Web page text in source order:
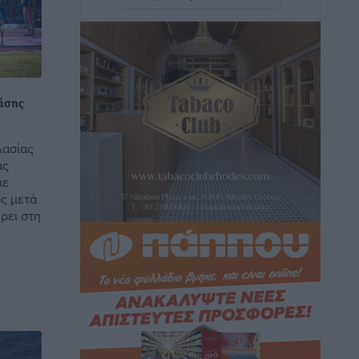
μετά
στη
Βούλγαροι τουρίστες: Λιγότερες
διανυκτερεύσεις στην Ελλάδα, αλλά
18% υψηλότερη δαπάνη ανά
διανυκτέρευση
Ειδήσεις πριν 47 λεπτά
Βέλγοι τουρίστες: Στα 547,9 εκατ. ευρώ
οι εισπράξεις για την Ελλάδα
• πριν 50 λεπτά
Οι κανόνες για τουριστική ανάπτυξη –
Κατηγοριοποιήσεις, ρυθμίσεις και όρια
Τοπικές Ειδήσεις πριν 51 λεπτά
Η Τουρκία «γκριζάρει» ξανά το Αιγαίο